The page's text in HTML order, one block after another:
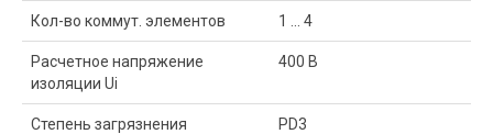
Кол-во коммут. элементов 1 ... 4
Расчетное напряжение
изоляции Ui
400 В
Степень загрязнения PD3